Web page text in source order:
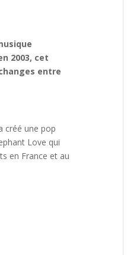
2003, cet
entre
créé une pop
Love qui
en France et au